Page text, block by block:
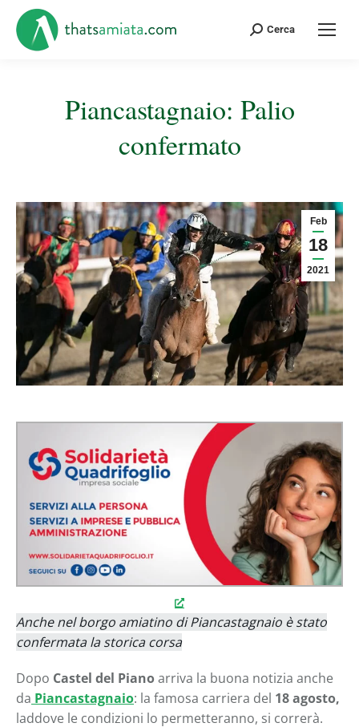
Cerca:
Cerca
Piancastagnaio: Palio
confermato
Feb
18
2021
Anche nel borgo amiatino di Piancastagnaio è stato
confermata la storica corsa
Dopo Castel del Pianoarriva la buona notizia anche
da Piancastagnaio: la famosa carriera del 18 agosto,
laddove le condizioni lo permetteranno, si correrà.